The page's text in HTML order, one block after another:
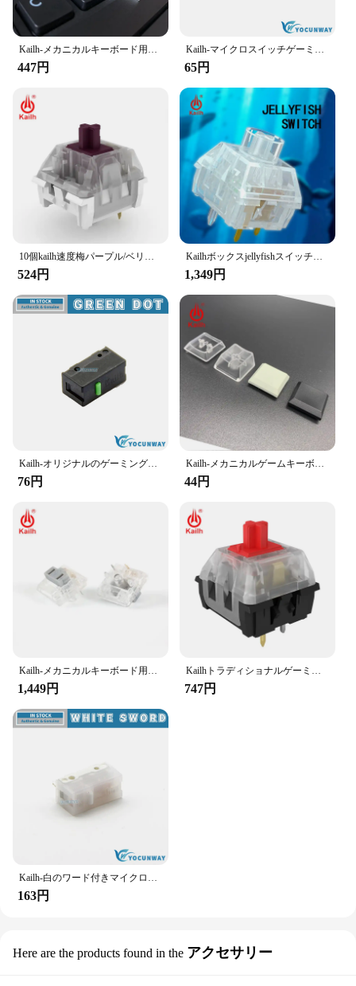
Kailh-メカニカルキーボード用キーキャップ,ロープロファイル,黒と白,1.5u/2.0u/スペースバー
447円
Kailh-マイクロスイッチゲーミングマウス、黒、赤、青のドット、3ピン、80万の寿命、オリジナル、新品、gm2.0、gm4.0、gtf 8.0
65円
10個kailh速度梅パープル/ベリー/セージスイッチ、機械式キーボードスイッチ触覚/カチッという感じ/リニア
524円
Kailhボックスjellyfishスイッチモスターズヘアキーボードスイッチ防水および防塵透明clikcyリニア10個
1,349円
Kailh-オリジナルのゲーミングマウスボタン,マイクロスイッチ,黒のシェル,緑のドット,3ピン,60万,新品
76円
Kailh-メカニカルゲームキーボード用キーキャップ,半透明,白黒,チョコレートスイッチ付き,ボックス1350用
44円
Kailh-メカニカルキーボード用のシルバーとクリスタルのスイッチ,スイッチ,ロープロファイル,rgb smd,シルバー,リニア感
1,449円
Kailhトラディショナルゲーミングメカニカルキーボードスイッチsmd、ブラウン/レッド/ブルー/ブラックキーステム、3ピン付き
747円
Kailh-白のワード付きマイクロスイッチ,100万の片,ゲーミングマウススイッチ,3ピン,新品,オリジナル
163円
Here are the products found in the アクセサリー